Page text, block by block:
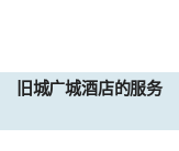
旧城广城酒店的服务